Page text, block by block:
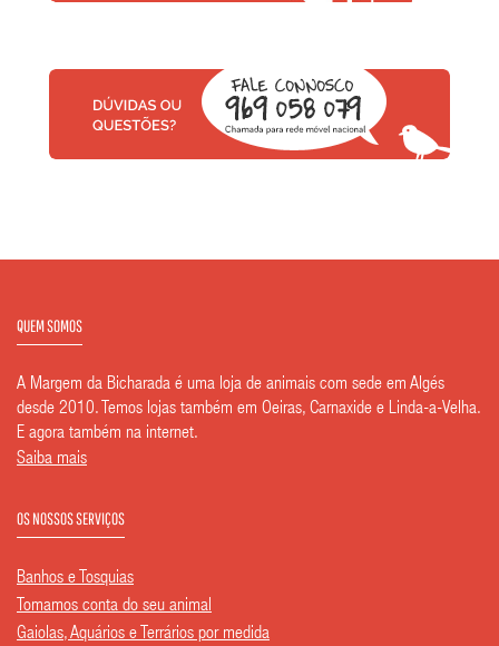
QUEM SOMOS
A Margem da Bicharada é uma loja de animais com sede em Algés
desde 2010. Temos lojas também em Oeiras, Carnaxide e Linda-a-Velha.
E agora também na internet.
Saiba mais
OS NOSSOS SERVIÇOS
Banhos e Tosquias
Tomamos conta do seu animal
Gaiolas, Aquários e Terrários por medida